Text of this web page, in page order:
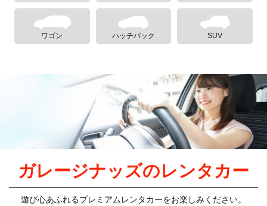
ワゴン ハッチバック SUV
ガレージナッズのレンタカー
遊び心あふれるプレミアムレンタカーをお楽しみください。